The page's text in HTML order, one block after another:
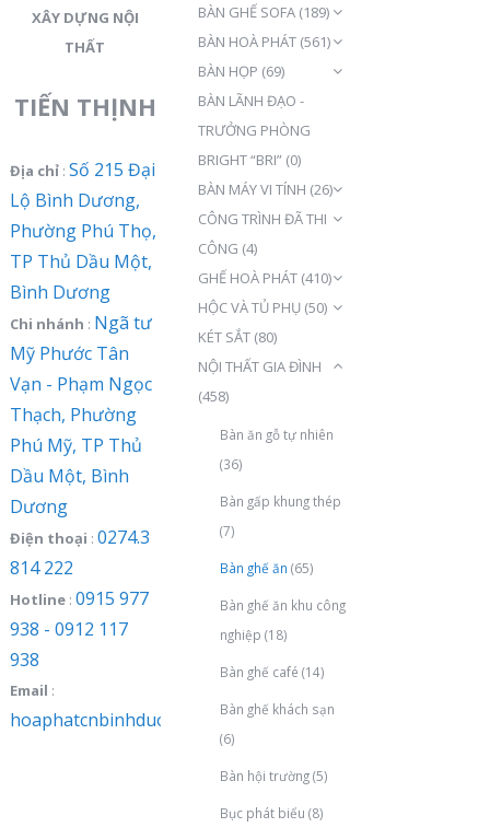
XÂY DỰNG NỘI
THẤT
TIẾN THỊNH
Địa chỉ: Số 215 Đại
Lộ Bình Dương,
Phường Phú Thọ,
TP Thủ Dầu Một,
Bình Dương
Chi nhánh : Ngã tư
Mỹ Phước Tân
Vạn - Phạm Ngọc
Thạch, Phường
Phú Mỹ, TP Thủ
Dầu Một, Bình
Dương
Điện thoại : 0274.3
814 222
Hotline: 0915 977
938 - 0912 117
938
Email :
hoaphatcnbinhduong@gmail.com
BÀN GHẾ SOFA (189)
BÀN HOÀ PHÁT (561)
BÀN HỌP (69)
BÀN LÃNH ĐẠO -
TRƯỞNG PHÒNG
BRIGHT “BRI” (0)
BÀN MÁY VI TÍNH (26)
CÔNG TRÌNH ĐÃ THI
CÔNG (4)
GHẾ HOÀ PHÁT (410)
HỘC VÀ TỦ PHỤ (50)
KÉT SẮT (80)
NỘI THẤT GIA ĐÌNH
(458)
Bàn ăn gỗ tự nhiên
(36)
Bàn gấp khung thép
(7)
Bàn ghế ăn (65)
Bàn ghế ăn khu công
nghiệp (18)
Bàn ghế café (14)
Bàn ghế khách sạn
(6)
Bàn hội trường(5)
Bục phát biểu (8)